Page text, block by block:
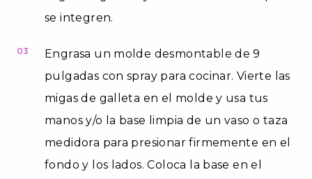
se integren.
03
Engrasa un molde desmontable de 9
pulgadas con spray para cocinar. Vierte las
migas de galleta en el molde y usa tus
manos y/o la base limpia de un vaso o taza
medidora para presionar firmemente en el
fondo y los lados. Coloca la base en el